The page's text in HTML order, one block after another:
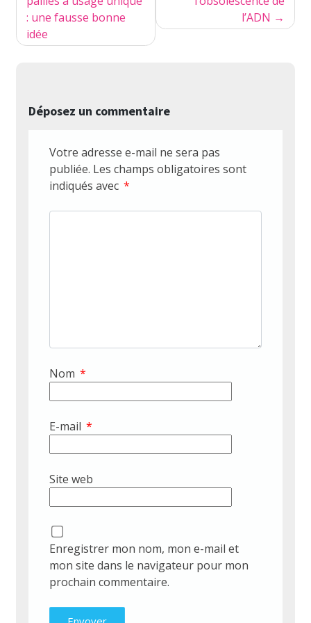
l’article
: une fausse bonne
idée
l’ADN
Déposez un commentaire
Votre adresse e-mail ne sera pas
publiée. Les champs obligatoires sont
indiqués avec *
Nom *
E-mail *
Site web
Enregistrer mon nom, mon e-mail et
mon site dans le navigateur pour mon
prochain commentaire.